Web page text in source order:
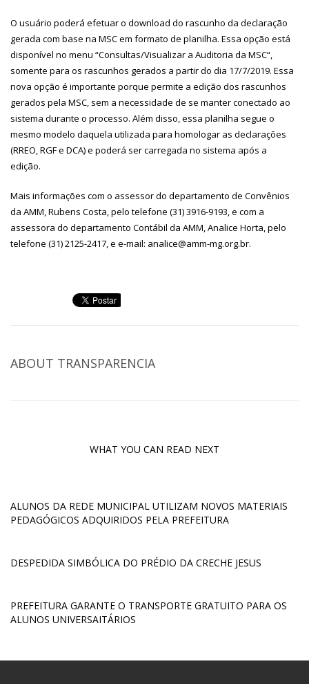
O usuário poderá efetuar o download do rascunho da declaração
gerada com base na MSC em formato de planilha. Essa opção está
disponível no menu “Consultas/Visualizar a Auditoria da MSC“,
somente para os rascunhos gerados a partir do dia 17/7/2019. Essa
nova opção é importante porque permite a edição dos rascunhos
gerados pela MSC, sem a necessidade de se manter conectado ao
sistema durante o processo. Além disso, essa planilha segue o
mesmo modelo daquela utilizada para homologar as declarações
(RREO, RGF e DCA) e poderá ser carregada no sistema após a
edição.
Mais informações com o assessor do departamento de Convênios
da AMM, Rubens Costa, pelo telefone (31) 3916-9193, e com a
assessora do departamento Contábil da AMM, Analice Horta, pelo
telefone (31) 2125-2417, e e-mail: analice@amm-mg.org.br.
ABOUT TRANSPARENCIA
WHAT YOU CAN READ NEXT
ALUNOS DA REDE MUNICIPAL UTILIZAM NOVOS MATERIAIS
PEDAGÓGICOS ADQUIRIDOS PELA PREFEITURA
DESPEDIDA SIMBÓLICA DO PRÉDIO DA CRECHE JESUS
PREFEITURA GARANTE O TRANSPORTE GRATUITO PARA OS
ALUNOS UNIVERSAITÁRIOS